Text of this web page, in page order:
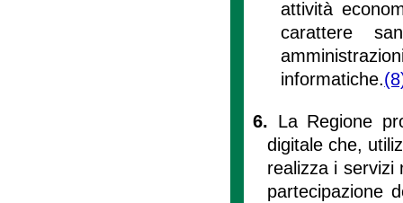
attività
carattere
informatiche.
6. La Regione
digitale che,
realizza i servizi
partecipazione